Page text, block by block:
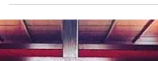
食育と育児について考えさせられた